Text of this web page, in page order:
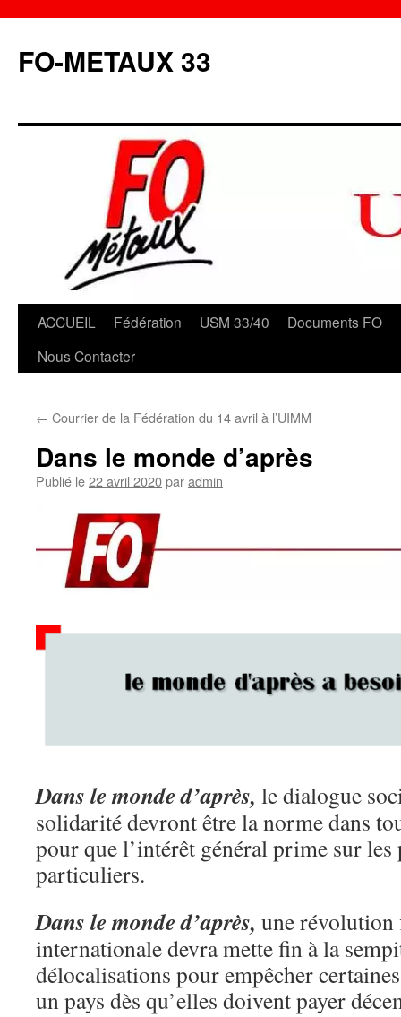
contenu
FO-METAUX 33
ACCUEIL Fédération USM 33/40 Documents FO
Nous Contacter
← Courrier de la Fédération du 14 avril à l’UIMM
Dans le monde d’après
Publié le22 avril 2020paradmin
Dans le monde d’après, le dialogue
solidarité devront être la norme dans
pour que l’intérêt général prime sur les
particuliers.
Dans le monde d’après, une révolution
internationale devra mette fin à la
délocalisations pour empêcher
un pays dès qu’elles doivent payer